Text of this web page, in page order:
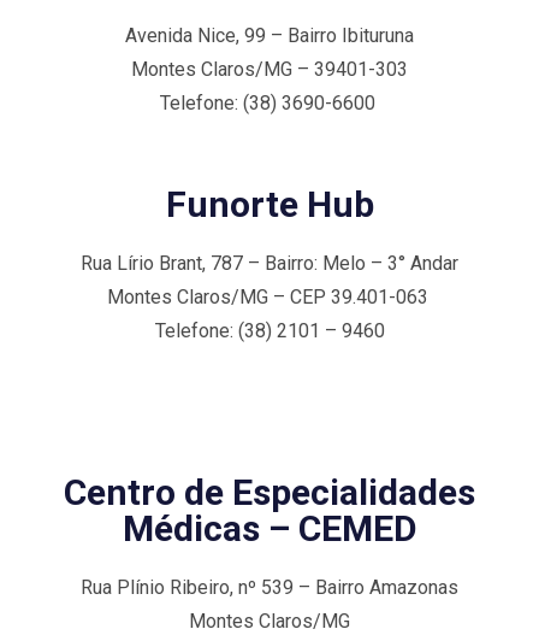
Avenida Nice, 99 – Bairro Ibituruna
Montes Claros/MG – 39401-303
Telefone: (38) 3690-6600
Funorte Hub
Rua Lírio Brant, 787 – Bairro: Melo – 3° Andar
Montes Claros/MG – CEP 39.401-063
Telefone: (38) 2101 – 9460
Centro de Especialidades
Médicas – CEMED
Rua Plínio Ribeiro, nº 539 – Bairro Amazonas
Montes Claros/MG